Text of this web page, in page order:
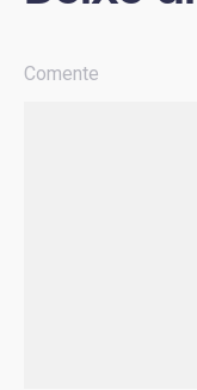
Comente